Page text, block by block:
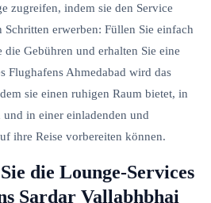
zugreifen, indem sie den Service
erwerben: Füllen Sie einfach
Gebühren und erhalten Sie eine
Flughafens Ahmedabad wird das
sie einen ruhigen Raum bietet, in
in einer einladenden und
ihre Reise vorbereiten können.
die Lounge-Services
Sardar Vallabhbhai